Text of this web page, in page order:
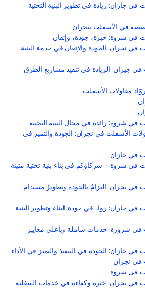
جازان: ريادة في تطوير البنية التحتية
في الأسفلت بنجران
في شروة: خبرة، جودة، وإتقان
نجران: الجودة والإتقان في خدمة البنية
جيزان: الريادة في تنفيذ مشاريع الطرق
مقاولات الأسفلت
في شروة: رائدة في مجال البنية التحتية
الأسفلت في نجران: الجودة والتميز في
في جازان
في شروة - شركاؤكم في بناء بنية تحتية متينة
في نجران: التزامٌ بالجودة وتطويرٌ مستدام
جازان: رواد في جودة البناء وتطوير البنية
شرورة: خدمات شاملة وبأعلى معايير
جازان: الجودة في التنفيذ والتميز في الأداء
في نجران
فى شروة
في نجران: خبرة وكفاءة في خدمات السفلتة